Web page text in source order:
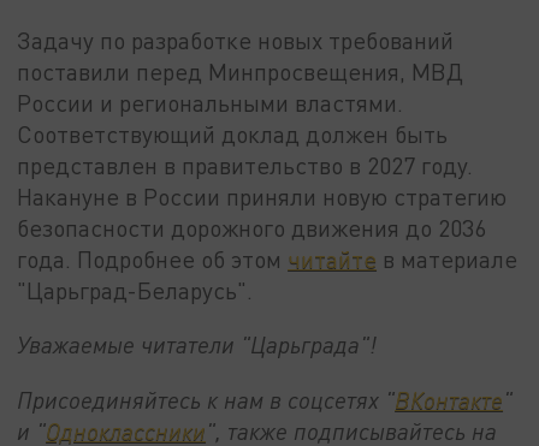
Задачу по разработке новых требований
поставили перед Минпросвещения, МВД
России и региональными властями.
Соответствующий доклад должен быть
представлен в правительство в 2027 году.
Накануне в России приняли новую стратегию
безопасности дорожного движения до 2036
года. Подробнее об этом читайте в материале
"Царьград-Беларусь".
Уважаемые читатели "Царьграда"!
Присоединяйтесь к нам в соцсетях "ВКонтакте"
и "Одноклассники", также подписывайтесь на